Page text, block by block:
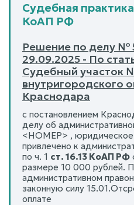
Судебная практика
КоАП РФ
Решение по делу №
29.09.2025 - По
Судебный участок
внутригородского
Краснодара
с постановлением
делу об
<НОМЕР> ,
привлечено к
по ч. 1 ст. 16.13 КоАП РФ
размере 10 000 рублей.
административном
законную силу
оплате